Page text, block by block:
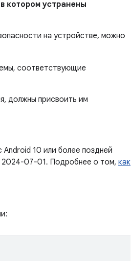
котором устранены
на устройстве, можно
соответствующие
должны присвоить им
10 или более поздней
2024-07-01. Подробнее о том, как